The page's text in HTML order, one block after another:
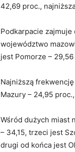
42,69 proc.,
Podkarpacie zajmuje
województwo
jest Pomorze –
Najniższą
Mazury – 24,95
Wśród dużych miast
– 34,15, trzeci jest
drugi od końca jest